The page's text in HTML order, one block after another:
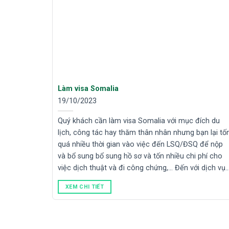
Làm visa Somalia
19/10/2023
Quý khách cần làm visa Somalia với mục đích du
lịch, công tác hay thăm thân nhân nhưng bạn lại
quá nhiều thời gian vào việc đến LSQ/ĐSQ để nộp
và bổ sung bổ sung hồ sơ và tốn nhiều chi phí cho
việc dịch thuật và đi công chứng,… Đến với dịch
XEM CHI TIẾT